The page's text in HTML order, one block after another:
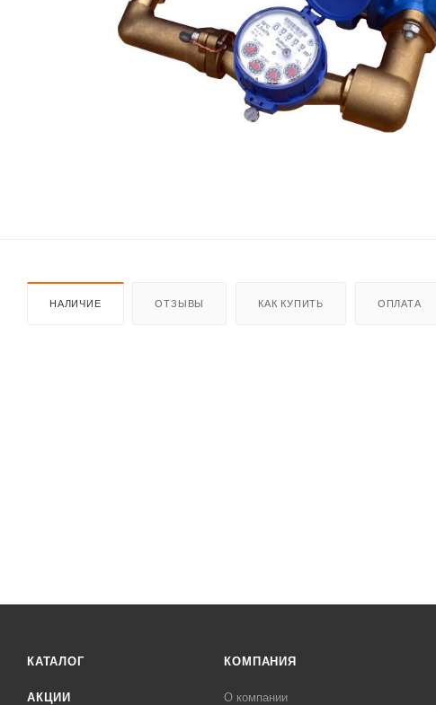
НАЛИЧИЕ ОТЗЫВЫ КАК КУПИТЬ ОПЛАТА
КАТАЛОГ
АКЦИИ
КОМПАНИЯ
О компании